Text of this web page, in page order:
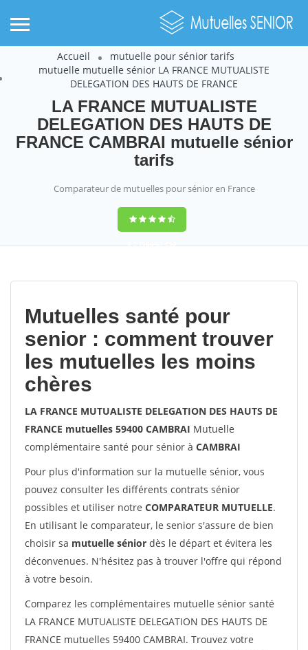
Accueil
mutuelle pour sénior tarifs
mutuelle mutuelle sénior LA FRANCE MUTUALISTE
DELEGATION DES HAUTS DE FRANCE
LA FRANCE MUTUALISTE
DELEGATION DES HAUTS DE
FRANCE CAMBRAI mutuelle sénior
tarifs
Comparateur de mutuelles pour sénior en France
9,2(100%)452
Mutuelles santé pour
senior : comment trouver
les mutuelles les moins
chères
LA FRANCE MUTUALISTE DELEGATION DES HAUTS DE
FRANCE mutuelles 59400 CAMBRAI Mutuelle
complémentaire santé pour sénior à CAMBRAI
Pour plus d'information sur la mutuelle sénior, vous
pouvez consulter les différents contrats sénior
possibles et utiliser notre COMPARATEUR MUTUELLE.
En utilisant le comparateur, le senior s'assure de bien
choisir sa mutuelle sénior dès le départ et évitera les
déconvenues. N'hésitez pas à trouver l'offre qui répond
à votre besoin.
Comparez les complémentaires mutuelle sénior santé
LA FRANCE MUTUALISTE DELEGATION DES HAUTS DE
FRANCE mutuelles 59400 CAMBRAI. Trouvez votre